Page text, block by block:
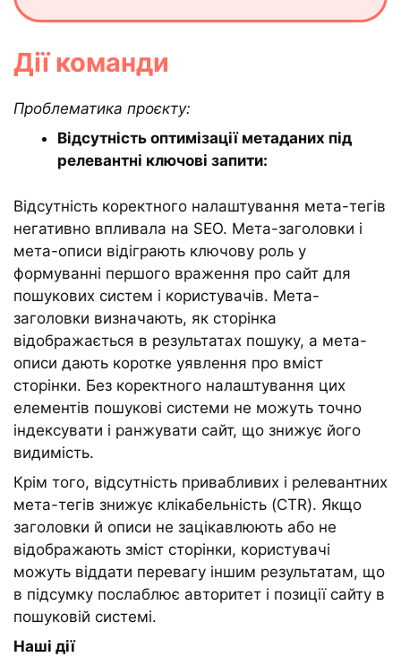
Дії команди
Проблематика проєкту:
Відсутність оптимізації метаданих під
релевантні ключові запити:
Відсутність коректного налаштування мета-тегів
негативно впливала на SEO. Мета-заголовки і
мета-описи відіграють ключову роль у
формуванні першого враження про сайт для
пошукових систем і користувачів. Мета-
заголовки визначають, як сторінка
відображається в результатах пошуку, а мета-
описи дають коротке уявлення про вміст
сторінки. Без коректного налаштування цих
елементів пошукові системи не можуть точно
індексувати і ранжувати сайт, що знижує його
видимість.
Крім того, відсутність привабливих і релевантних
мета-тегів знижує клікабельність (CTR). Якщо
заголовки й описи не зацікавлюють або не
відображають зміст сторінки, користувачі
можуть віддати перевагу іншим результатам, що
в підсумку послаблює авторитет і позиції сайту в
пошуковій системі.
Наші дії